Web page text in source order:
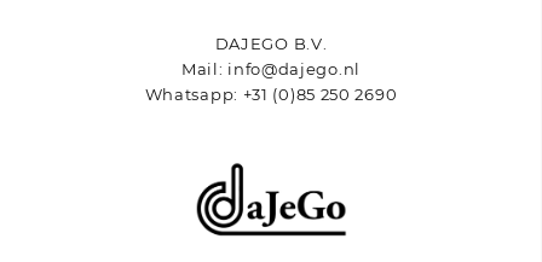
DAJEGO B.V.
Mail: info@dajego.nl
Whatsapp: +31 (0)85 250 2690